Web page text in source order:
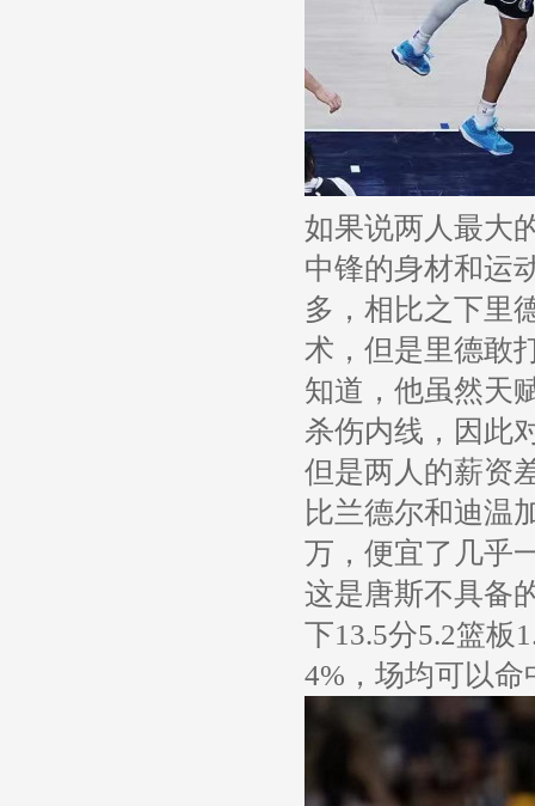
如果说两人最大
中锋的身材和运
多，相比之下里
术，但是里德敢
知道，他虽然天
杀伤内线，因此
但是两人的薪资
比兰德尔和迪温
万，便宜了几乎
这是唐斯不具备
下13.5分5.2篮板
4%，场均可以命